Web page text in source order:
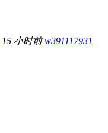
15 小时前 w391117931